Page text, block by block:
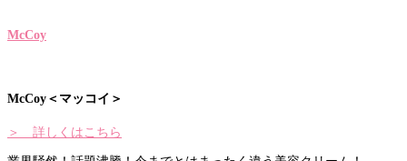
McCoy
McCoy＜マッコイ＞
＞ 詳しくはこちら